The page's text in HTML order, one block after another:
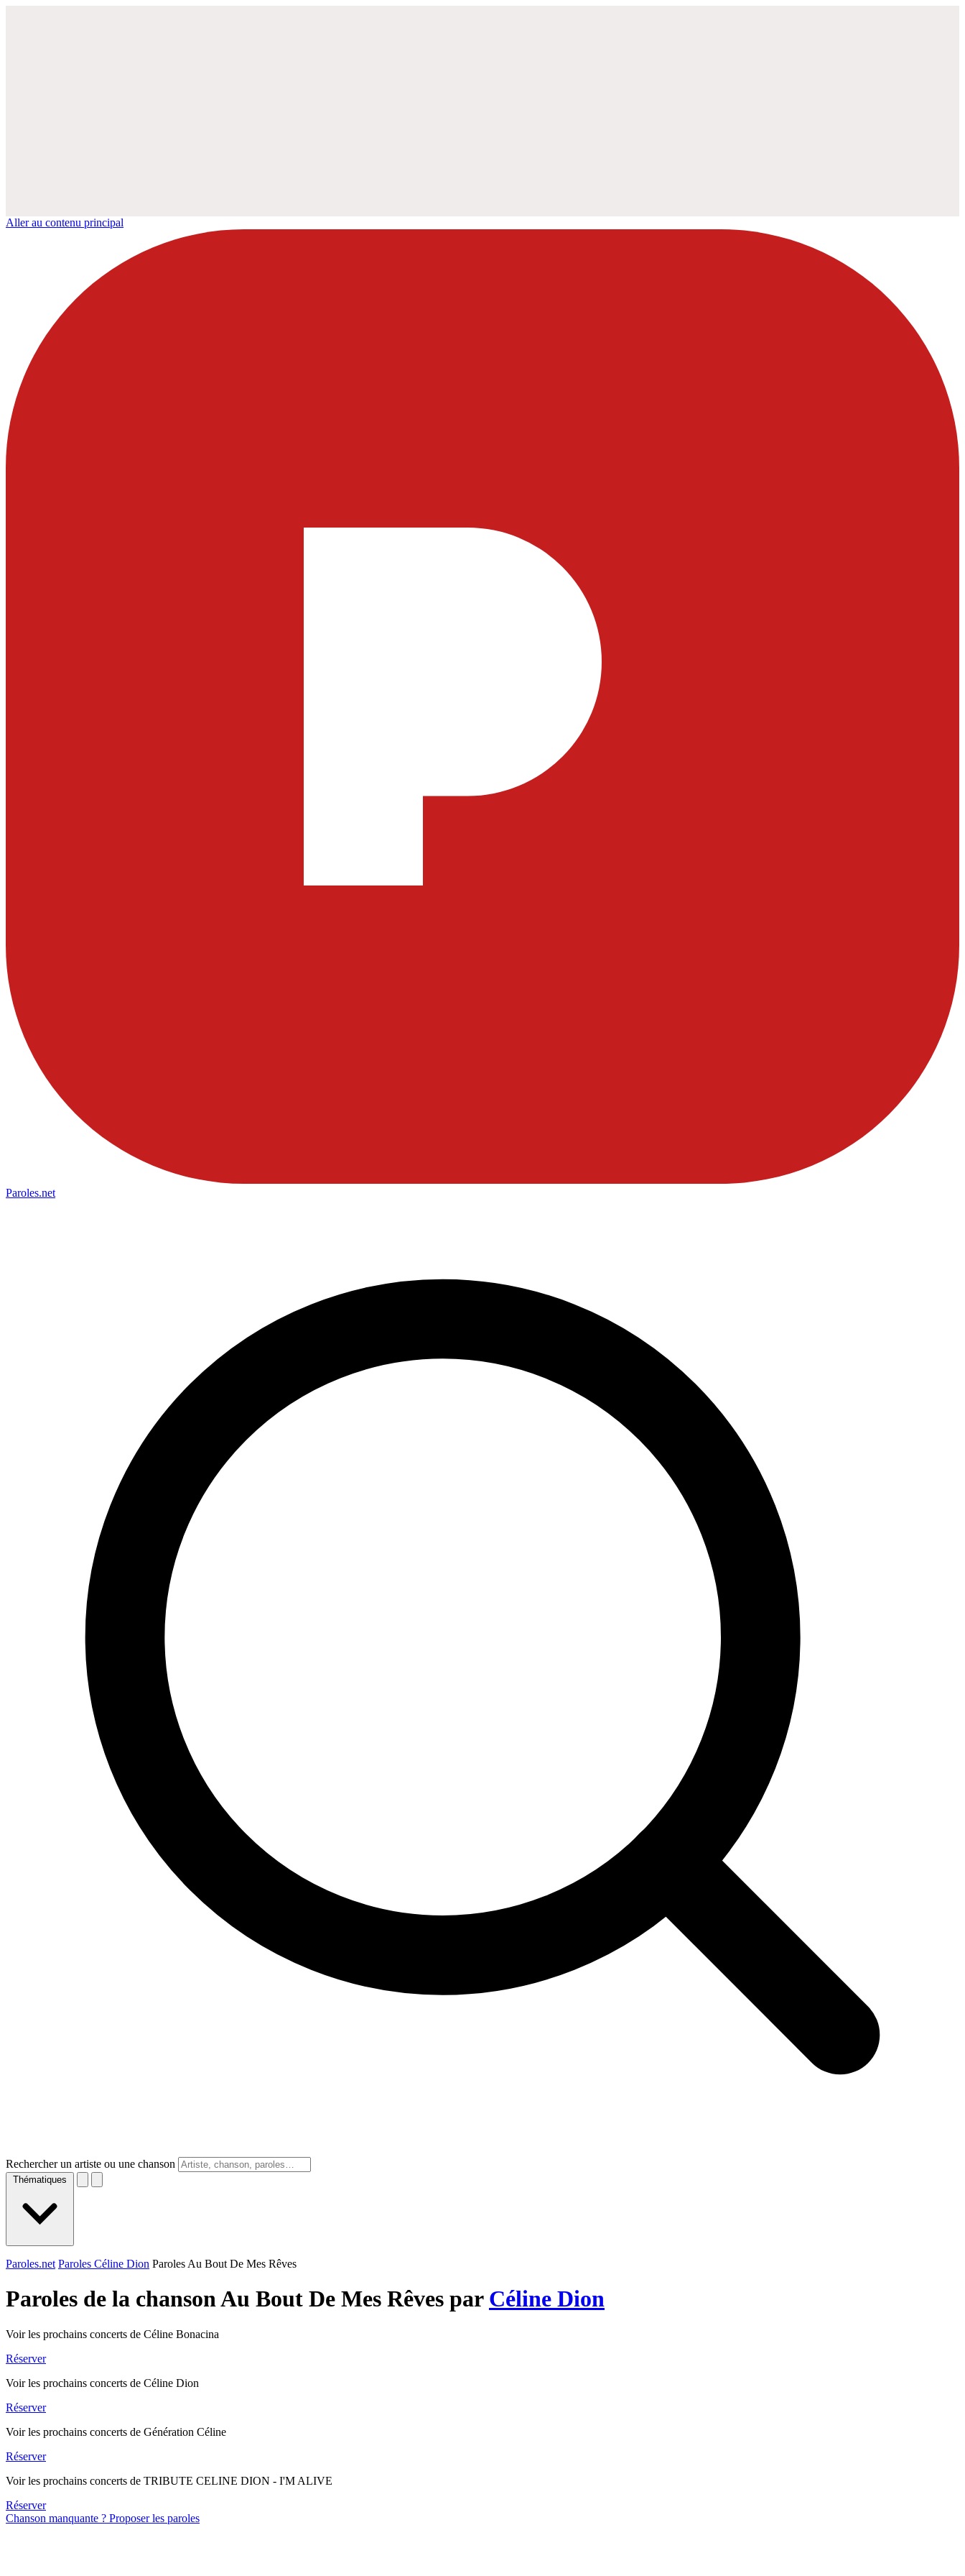
Aller au contenu principal
Paroles.net
Rechercher un artiste ou une chanson
Thématiques
Paroles.net Paroles Céline Dion Paroles Au Bout De Mes Rêves
Paroles de la chanson Au Bout De Mes Rêves par Céline Dion
Voir les prochains concerts de Céline Bonacina
Réserver
Voir les prochains concerts de Céline Dion
Réserver
Voir les prochains concerts de Génération Céline
Réserver
Voir les prochains concerts de TRIBUTE CELINE DION - I'M ALIVE
Réserver
Chanson manquante ? Proposer les paroles